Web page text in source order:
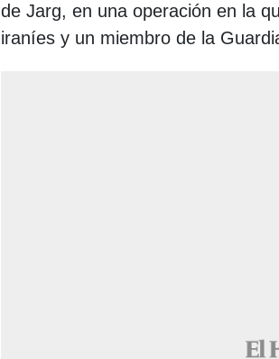
de Jarg, en una operación en la
iraníes y un miembro de la